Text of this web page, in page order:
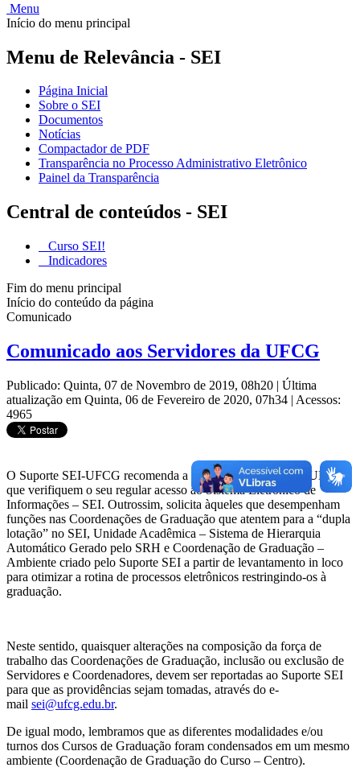
Menu
Início do menu principal
Menu de Relevância - SEI
Página Inicial
Sobre o SEI
Documentos
Notícias
Compactador de PDF
Transparência no Processo Administrativo Eletrônico
Painel da Transparência
Central de conteúdos - SEI
Curso SEI!
Indicadores
Fim do menu principal
Início do conteúdo da página
Comunicado
Comunicado aos Servidores da UFCG
Publicado: Quinta, 07 de Novembro de 2019, 08h20 | Última
atualização em Quinta, 06 de Fevereiro de 2020, 07h34 | Acessos:
4965
O Suporte SEI-UFCG recomenda a todos os Servidores da UFCG,
que verifiquem o seu regular acesso ao Sistema Eletrônico de
Informações – SEI. Outrossim, solicita àqueles que desempenham
funções nas Coordenações de Graduação que atentem para a “dupla
lotação” no SEI, Unidade Acadêmica – Sistema de Hierarquia
Automático Gerado pelo SRH e Coordenação de Graduação –
Ambiente criado pelo Suporte SEI a partir de levantamento in loco
para otimizar a rotina de processos eletrônicos restringindo-os à
graduação.
Neste sentido, quaisquer alterações na composição da força de
trabalho das Coordenações de Graduação, inclusão ou exclusão de
Servidores e Coordenadores, devem ser reportadas ao Suporte SEI
para que as providências sejam tomadas, através do e-
mail sei@ufcg.edu.br.
De igual modo, lembramos que as diferentes modalidades e/ou
turnos dos Cursos de Graduação foram condensados em um mesmo
ambiente (Coordenação de Graduação do Curso – Centro).